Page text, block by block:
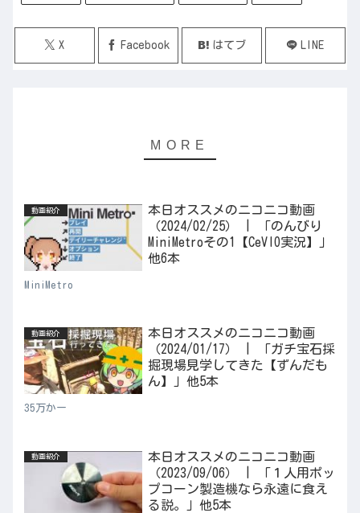
X Facebook はてブ LINE
動画紹介
本日オススメのニコニコ動画
（2024/02/25） | 「のんびり
MiniMetroその1【CeVIO実況】」
他6本
MiniMetro
動画紹介
本日オススメのニコニコ動画
（2024/01/17） | 「ガチ宝石採
掘現場見学してきた【ずんだも
ん】」他5本
35万かー
動画紹介
本日オススメのニコニコ動画
（2023/09/06） | 「１人用ポッ
プコーン製造機なら永遠に食え
る説。」他5本